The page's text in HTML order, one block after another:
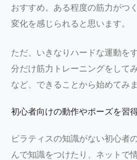
おすすめ。ある程度の筋力がつ
変化を感じられると思います。
ただ、いきなりハードな運動を
分だけ筋力トレーニングをして
など、できることから始めてみま
初心者向けの動作やポーズを習
ピラティスの知識がない初心者
んで知識をつけたり、ネットで